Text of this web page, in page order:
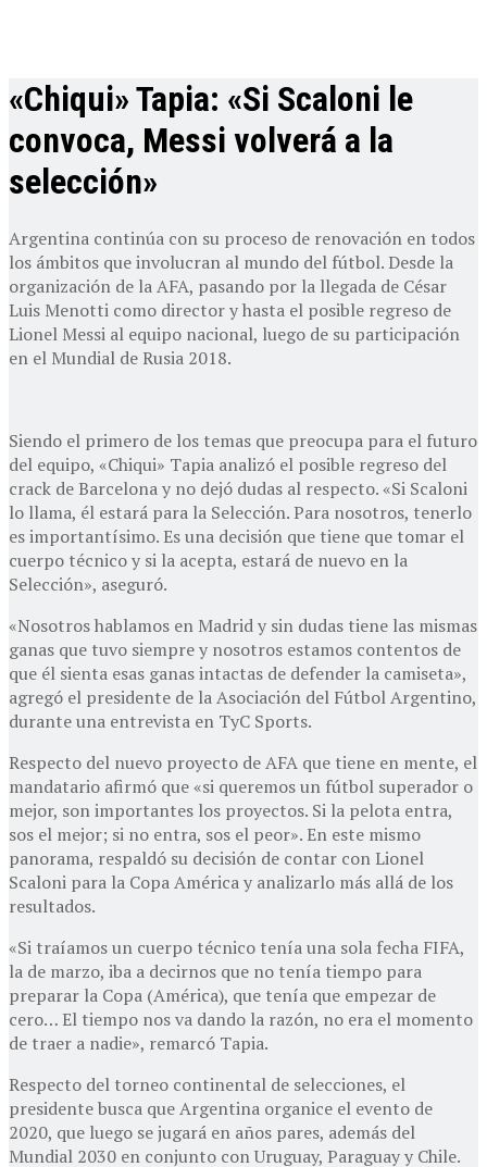
«Chiqui» Tapia: «Si Scaloni le
convoca, Messi volverá a la
selección»
Argentina continúa con su proceso de renovación en todos
los ámbitos que involucran al mundo del fútbol. Desde la
organización de la AFA, pasando por la llegada de César
Luis Menotti como director y hasta el posible regreso de
Lionel Messi al equipo nacional, luego de su participación
en el Mundial de Rusia 2018.
Siendo el primero de los temas que preocupa para el futuro
del equipo, «Chiqui» Tapia analizó el posible regreso del
crack de Barcelona y no dejó dudas al respecto. «Si Scaloni
lo llama, él estará para la Selección. Para nosotros, tenerlo
es importantísimo. Es una decisión que tiene que tomar el
cuerpo técnico y si la acepta, estará de nuevo en la
Selección», aseguró.
«Nosotros hablamos en Madrid y sin dudas tiene las mismas
ganas que tuvo siempre y nosotros estamos contentos de
que él sienta esas ganas intactas de defender la camiseta»,
agregó el presidente de la Asociación del Fútbol Argentino,
durante una entrevista en TyC Sports.
Respecto del nuevo proyecto de AFA que tiene en mente, el
mandatario afirmó que «si queremos un fútbol superador o
mejor, son importantes los proyectos. Si la pelota entra,
sos el mejor; si no entra, sos el peor». En este mismo
panorama, respaldó su decisión de contar con Lionel
Scaloni para la Copa América y analizarlo más allá de los
resultados.
«Si traíamos un cuerpo técnico tenía una sola fecha FIFA,
la de marzo, iba a decirnos que no tenía tiempo para
preparar la Copa (América), que tenía que empezar de
cero… El tiempo nos va dando la razón, no era el momento
de traer a nadie», remarcó Tapia.
Respecto del torneo continental de selecciones, el
presidente busca que Argentina organice el evento de
2020, que luego se jugará en años pares, además del
Mundial 2030 en conjunto con Uruguay, Paraguay y Chile.